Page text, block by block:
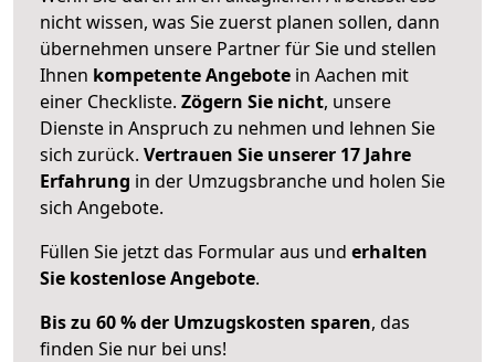
nicht wissen, was Sie zuerst planen sollen, dann
übernehmen unsere Partner für Sie und stellen
Ihnen kompetente Angebote in Aachen mit
einer Checkliste. Zögern Sie nicht, unsere
Dienste in Anspruch zu nehmen und lehnen Sie
sich zurück. Vertrauen Sie unserer 17 Jahre
Erfahrung in der Umzugsbranche und holen Sie
sich Angebote.
Füllen Sie jetzt das Formular aus und erhalten
Sie kostenlose Angebote.
Bis zu 60 % der Umzugskosten sparen, das
finden Sie nur bei uns!